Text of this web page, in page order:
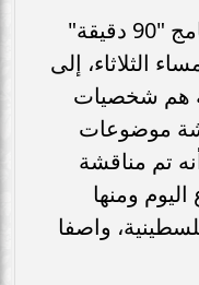
وأشار خلال اتصال هاتفي ببرنامج "90 دقيقة"
الثلاثاء، إلى
هم شخصيات
موضوعات
تم مناقشة
ومنها
واصفا